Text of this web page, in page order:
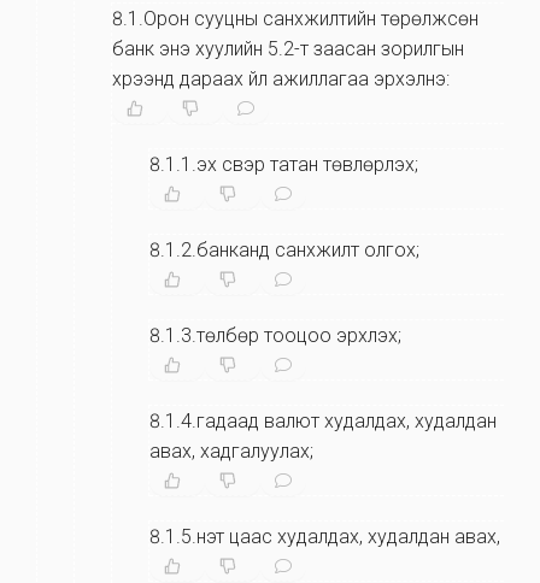
8.1.Орон сууцны санхүүжилтийн төрөлжсөн
банк энэ хуулийн 5.2-т заасан зорилгын
хүрээнд дараах үйл ажиллагаа эрхэлнэ:
8.1.1.эх үүсвэр татан төвлөрүүлэх;
8.1.2.банканд санхүүжилт олгох;
8.1.3.төлбөр тооцоо эрхлэх;
8.1.4.гадаад валют худалдах, худалдан
авах, хадгалуулах;
8.1.5.үнэт цаас худалдах, худалдан авах,